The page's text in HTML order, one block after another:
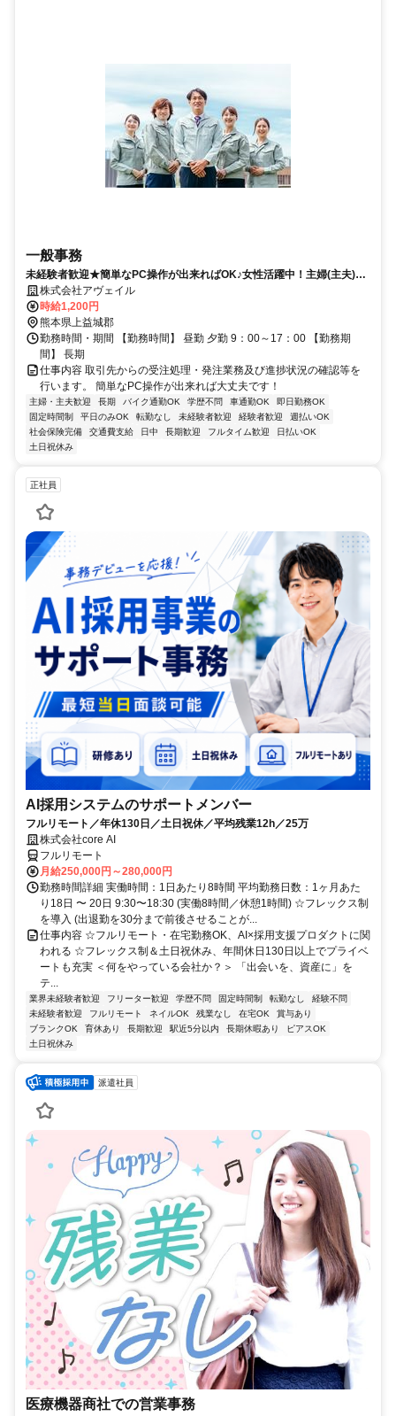
一般事務
未経験者歓迎★簡単なPC操作が出来ればOK♪女性活躍中！主婦(主夫)も
活躍中(^^)/
株式会社アヴェイル
時給1,200円
熊本県上益城郡
勤務時間・期間 【勤務時間】 昼勤 夕勤 9：00～17：00 【勤務期
間】 長期
仕事内容 取引先からの受注処理・発注業務及び進捗状況の確認等を
行います。 簡単なPC操作が出来れば大丈夫です！
主婦・主夫歓迎 長期 バイク通勤OK 学歴不問 車通勤OK
即日勤務OK
固定時間制
平日のみOK 転勤なし 未経験者歓迎 経験者歓迎
週払いOK
社会保険完備
交通費支給 日中 長期歓迎 フルタイム歓迎
日払いOK
土日祝休み
正社員
AI採用システムのサポートメンバー
フルリモート／年休130日／土日祝休／平均残業12h／25万
株式会社core AI
フルリモート
月給250,000円～280,000円
勤務時間詳細 実働時間：1日あたり8時間 平均勤務日数：1ヶ月あた
り18日 〜 20日 9:30〜18:30 (実働8時間／休憩1時間) ☆フレックス制
を導入 (出退勤を30分まで前後させることが...
仕事内容 ☆フルリモート・在宅勤務OK、AI×採用支援プロダクトに関
われる ☆フレックス制＆土日祝休み、年間休日130日以上でプライベ
ートも充実 ＜何をやっている会社か？＞ 「出会いを、資産に」を
テ...
業界未経験者歓迎 フリーター歓迎 学歴不問 固定時間制 転勤なし
経験不問
未経験者歓迎
フルリモート ネイルOK 残業なし 在宅OK
賞与あり
ブランクOK
育休あり 長期歓迎 駅近5分以内 長期休暇あり
ピアスOK
土日祝休み
派遣社員
医療機器商社での営業事務